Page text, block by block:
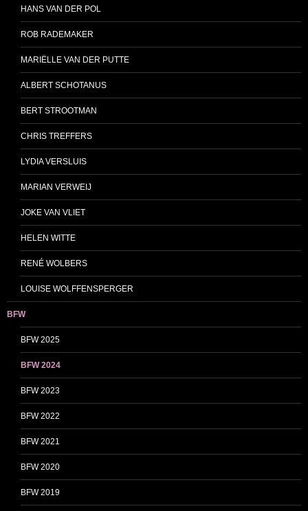
HANS VAN DER POL
ROB RADEMAKER
MARIËLLE VAN DER PUTTE
ALBERT SCHOTANUS
BERT STROOTMAN
CHRIS TREFFERS
LYDIA VERSLUIS
MARIAN VERWEIJ
JOKE VAN VLIET
HELEN WITTE
RENÉ WOLBERS
LOUISE WOLFFENSPERGER
BFW
BFW 2025
BFW 2024
BFW 2023
BFW 2022
BFW 2021
BFW 2020
BFW 2019